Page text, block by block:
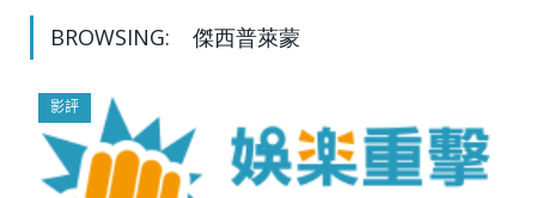
BROWSING: 傑西普萊蒙
影評